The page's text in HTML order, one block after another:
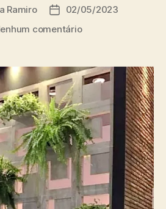
Ramiro
02/05/2023
comentário